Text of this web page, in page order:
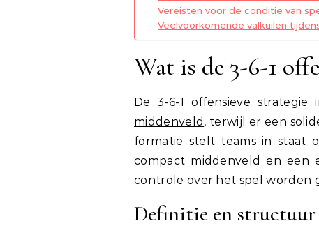
Vereisten voor de conditie van
Veelvoorkomende valkuilen
Wat is de 3-6-1
De 3-6-1 offensieve
middenveld , terwijl er een
formatie stelt teams in staat
compact middenveld en een
controle over het spel worden
Definitie en structuur